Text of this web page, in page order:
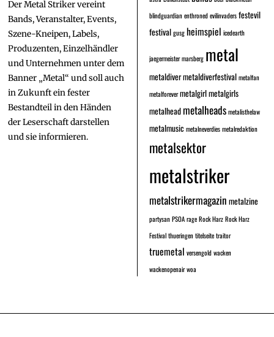
Der Metal Striker vereint
Bands, Veranstalter, Events,
Szene-Kneipen, Labels,
Produzenten, Einzelhändler
und Unternehmen unter dem
Banner „Metal“ und soll auch
in Zukunft ein fester
Bestandteil in den Händen
der Leserschaft darstellen
und sie informieren.
blindguardianenthronedevilinvadersfestevil
festivalgusgheimspiel icedearth
jaegermeistermarsberg metal
metaldivermetaldiverfestivalmetalfan
metalforevermetalgirlmetalgirls
metalhead metalheadsmetalisthelaw
metalmusic metalneverdiesmetalredaktion
metalsektor
metalstriker
metalstrikermagazin metalzine
partysanPSOArageRock HarzRock Harz
Festivalthueringentitelseitetraitor
truemetal versengoldwacken
wackenopenairwoa